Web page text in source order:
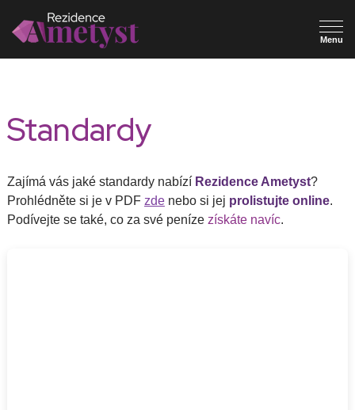
Standardy
Zajímá vás jaké standardy nabízí Rezidence Ametyst?
Prohlédněte si je v PDF zdenebo si jej prolistujte online.
Podívejte se také, co za své peníze získáte navíc.